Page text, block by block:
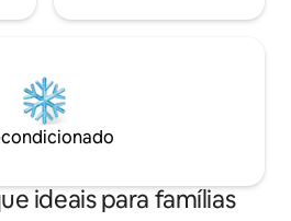
开始时我还有点
余的。 Craig十
带来很多惊喜:晚
烤、胃不适时
努力让我们感
贵的记忆。强烈
– Vila
belo pátio
ideais para famílias